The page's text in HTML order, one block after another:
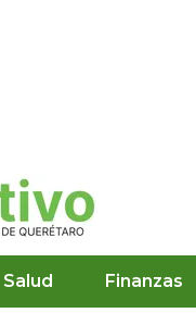
Salud Finanzas